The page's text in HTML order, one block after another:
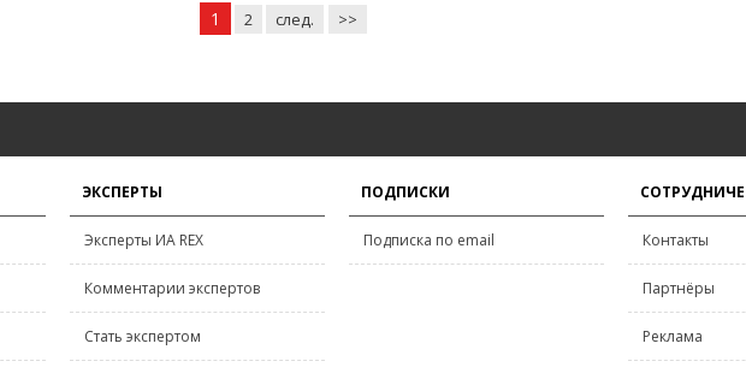
1 2 след. >>
ЭКСПЕРТЫ
Эксперты ИА REX
Комментарии экспертов
Стать экспертом
ПОДПИСКИ
Подписка по email Контакты
Партнёры
Реклама